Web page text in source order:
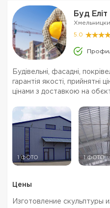
Буд
5.0
Будівельні, фасадні,
гарантія якості, прийнятні
цінами з доставкою на
1 ФОТО 1 ФОТО
Цены
Изготовление скульптуры